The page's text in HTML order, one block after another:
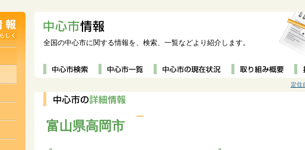
全国の中心市に関する情報を、検索、一覧などより紹介します。
定住
富山県高岡市